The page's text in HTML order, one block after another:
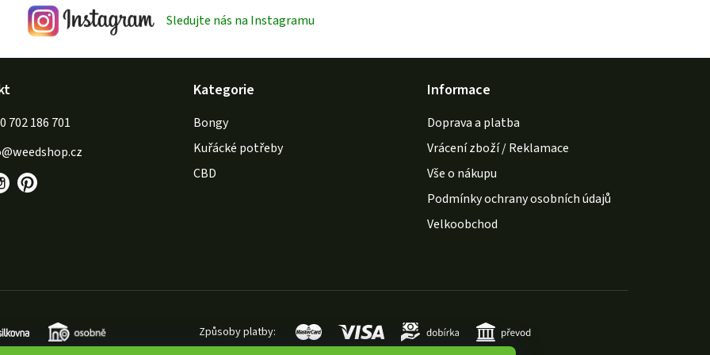
Sledujte nás na Instagramu
@weedshop.cz
702 186 701
Kategorie
Bongy
Kuřácké potřeby
CBD
Informace
Doprava a platba
Vrácení zboží / Reklamace
Vše o nákupu
Podmínky ochrany osobních údajů
Velkoobchod
Způsoby platby: